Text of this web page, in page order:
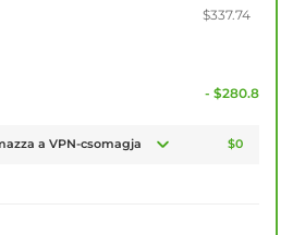
$337.74
- $280.8
a VPN-csomagja $0